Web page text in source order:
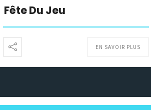
Fête Du Jeu
EN SAVOIR PLUS